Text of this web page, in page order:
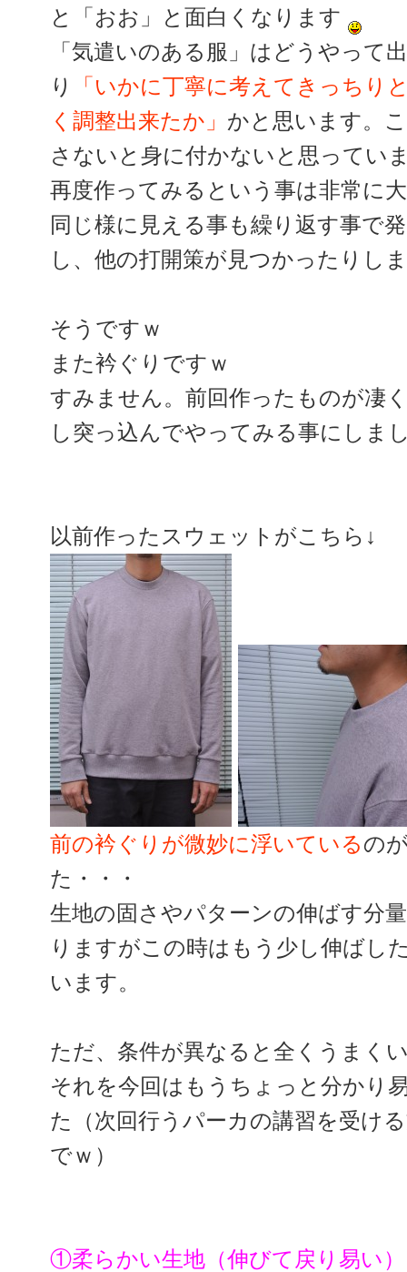
と「おお」と面白くなります
「気遣いのある服」はどうやって
り
「いかに丁寧に考えてきっちり
く調整出来たか」 かと思います。
さないと身に付かないと思ってい
再度作ってみるという事は非常に
同じ様に見える事も繰り返す事で
し、他の打開策が見つかったりし
そうですｗ
また衿ぐりですｗ
すみません。前回作ったものが凄
し突っ込んでやってみる事にしま
以前作ったスウェットがこちら↓
前の衿ぐりが微妙に浮いているの
た・・・
生地の固さやパターンの伸ばす分
りますがこの時はもう少し伸ばし
います。
ただ、条件が異なると全くうまく
それを今回はもうちょっと分かり
た（次回行うパーカの講習を受け
でｗ）
①柔らかい生地（伸びて戻り易い）